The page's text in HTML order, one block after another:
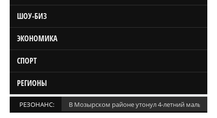
ШОУ-БИЗ
ЭКОНОМИКА
СПОРТ
РЕГИОНЫ
РЕЗОНАНС: В Мозырском районе утонул 4-летний мальчик